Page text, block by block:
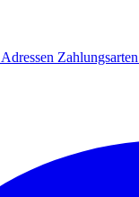
Adressen Zahlungsarten